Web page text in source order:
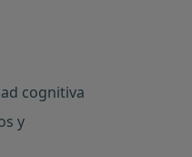
cognitiva
y